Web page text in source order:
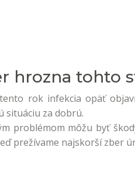
hrozna tohto
rok infekcia opäť
situáciu za dobrú.
problémom môžu byť
prežívame najskorší zber